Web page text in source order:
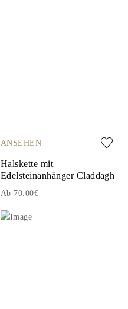
ANSEHEN
Halskette mit
Edelsteinanhänger Claddagh
Ab 70.00€